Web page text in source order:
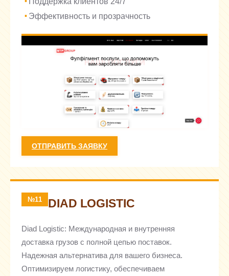
Эффективность и прозрачность
ОТПРАВИТЬ ЗАЯВКУ
№11 DIAD LOGISTIC
Diad Logistic: Международная и внутренняя
доставка грузов с полной цепью поставок.
Надежная альтернатива для вашего бизнеса.
Оптимизируем логистику, обеспечиваем